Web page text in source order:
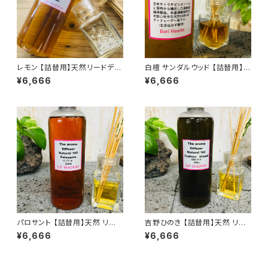
レモン 【詰替用】天然リードディ
フューザー 328ml
¥6,666
白檀 サンダルウッド 【詰替用】天
然リードディフューザー 328ml
¥6,666
パロサント 【詰替用】天然 リード
ディフューザー 328ml
¥6,666
吉野ひのき 【詰替用】天然 リー
ドディフューザー 328ml
¥6,666